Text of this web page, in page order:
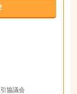
協議会